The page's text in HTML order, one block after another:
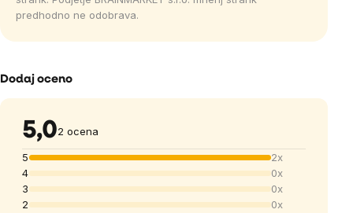
predhodno ne odobrava.
Dodaj oceno
5,02 ocena
5
2x
4
0x
3
0x
2
0x